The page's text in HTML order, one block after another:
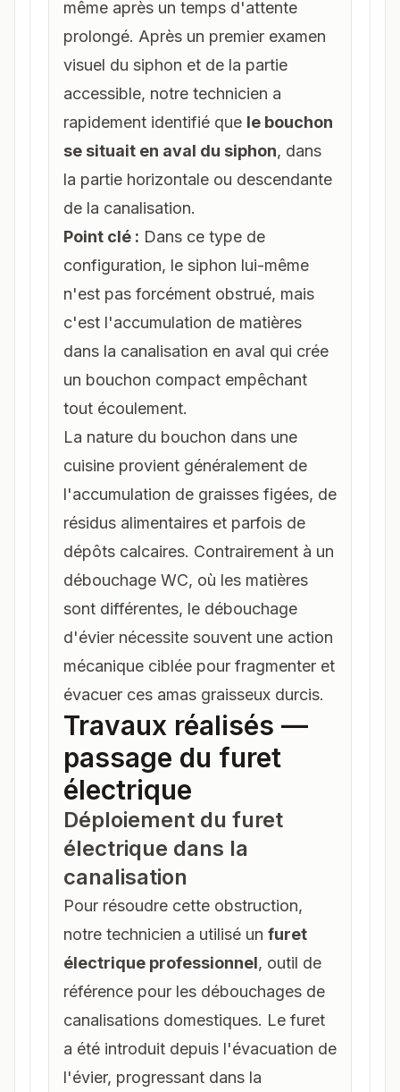
même après un temps d'attente
prolongé. Après un premier examen
visuel du siphon et de la partie
accessible, notre technicien a
rapidement identifié que le bouchon
se situait en aval du siphon, dans
la partie horizontale ou descendante
de la canalisation.
Point clé : Dans ce type de
configuration, le siphon lui-même
n'est pas forcément obstrué, mais
c'est l'accumulation de matières
dans la canalisation en aval qui crée
un bouchon compact empêchant
tout écoulement.
La nature du bouchon dans une
cuisine provient généralement de
l'accumulation de graisses figées, de
résidus alimentaires et parfois de
dépôts calcaires. Contrairement à un
débouchage WC, où les matières
sont différentes, le débouchage
d'évier nécessite souvent une action
mécanique ciblée pour fragmenter et
évacuer ces amas graisseux durcis.
Travaux réalisés —
passage du furet
électrique
Déploiement du furet
électrique dans la
canalisation
Pour résoudre cette obstruction,
notre technicien a utilisé un furet
électrique professionnel, outil de
référence pour les débouchages de
canalisations domestiques. Le furet
a été introduit depuis l'évacuation de
l'évier, progressant dans la